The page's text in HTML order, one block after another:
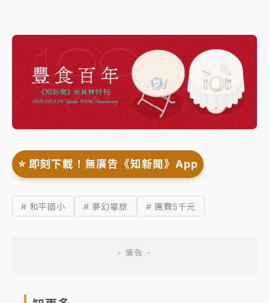
⭐️ 即刻下載！無廣告《知新聞》App
# 和平國小 # 夢幻畢旅 # 團費5千元